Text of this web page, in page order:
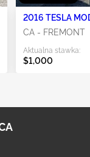
2016 TESLA
CA - FREMONT
Aktualna stawka:
$1,000